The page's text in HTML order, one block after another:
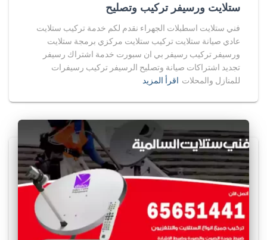
ستلايت ورسيفر تركيب وتصليح
فني ستلايت اسطبلات الجهراء نقدم لكم خدمة تركيب ستلايت
عادي صيانة ستلايت تركيب ستلايت مركزي برمجة ستلايت
ورسيفر تركيب رسيفر بي ان سبورت خدمة اشتراك رسيفر
تجديد اشتراكات صيانة وتصليح الرسيفر تركيب رسيفرات
للمنازل والمحلات اقرأ المزيد